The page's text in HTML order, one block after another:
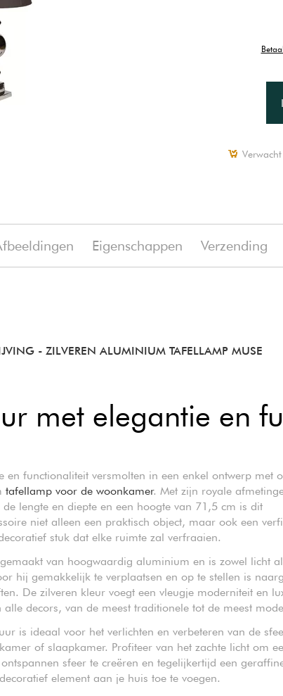
Eigenschappen Verzending
- ZILVEREN ALUMINIUM TAFELLAMP MUSE
met elegantie en
en functionaliteit versmolten in een enkel ontwerp met
tafellamp voor de woonkamer. Met zijn royale
lengte en diepte en een hoogte van 71,5 cm is dit
niet alleen een praktisch object, maar ook een
stuk dat elke ruimte zal verfraaien.
van hoogwaardig aluminium en is zowel licht
hij gemakkelijk te verplaatsen en op te stellen is
De zilveren kleur voegt een vleugje moderniteit en
alle decors, van de meest traditionele tot de meest
is ideaal voor het verlichten en verbeteren van de
of slaapkamer. Profiteer van het zachte licht om
sfeer te creëren en tegelijkertijd een
decoratief element aan je huis toe te voegen.